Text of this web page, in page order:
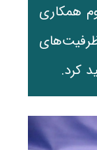
همکاری
کرد.